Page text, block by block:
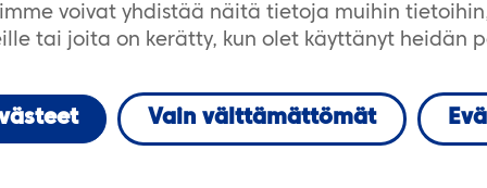
voivat yhdistää näitä tietoja muihin
tai joita on kerätty, kun olet käyttänyt heidän
Vain välttämättömät